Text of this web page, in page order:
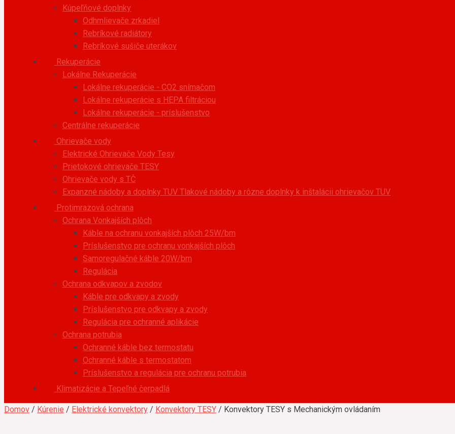
Kúpeľňové doplnky
Odhmlievače zrkadiel
Rebríkové radiátory
Rebríkové sušiče uterákov
Rekuperácie
Lokálne Rekuperácie
Lokálne rekuperácie - CO2 snímačom
Lokálne rekuperácie s HEPA filtráciou
Lokálne rekuperácie - príslušenstvo
Centrálne rekuperácie
Ohrievače vody
Elektrické Ohrievače Vody Tesy
Prietokové ohrievače TESY
Ohrievače vody s TČ
Expanzné nádoby a doplnky TUV Tlakové nádoby a rôzne doplnky k inštalácii ohrievačov TUV
Protimrazová ochrana
Ochrana Vonkajších plôch
Káble na ochranu vonkajších plôch 25W/bm
Príslušenstvo pre ochranu vonkajších plôch
Samoregulačné káble 20W/bm
Regulácia
Ochrana odkvapov a zvodov
Káble pre odkvapy a zvody
Príslušenstvo pre odkvapy a zvody
Regulácia pre ochranné aplikácie
Ochrana potrubia
Ochranné káble bez termostatu
Ochranné káble s termostatom
Príslušenstvo a regulácia pre ochranu potrubia
Klimatizácie a Tepeľné čerpadlá
Domov / Kúrenie / Elektrické konvektory / Konvektory TESY / Konvektory TESY s Mechanickým ovládaním